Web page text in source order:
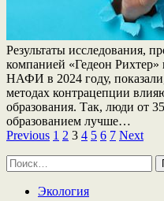
Результаты исследования,
компанией «Гедеон
НАФИ в 2024 году,
методах контрацепции
образования. Так, люди от
образованием лучше…
Пагинация
записей
Previous 1 2 3 4 5 6 7 Next
Найти:
Экология